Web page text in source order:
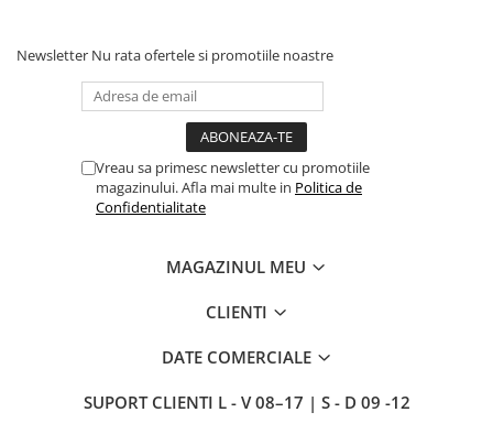
Newsletter Nu rata ofertele si promotiile noastre
Vreau sa primesc newsletter cu promotiile
magazinului. Afla mai multe in Politica de
Confidentialitate
MAGAZINUL MEU
CLIENTI
DATE COMERCIALE
SUPORT CLIENTI L - V 08–17 | S - D 09 -12